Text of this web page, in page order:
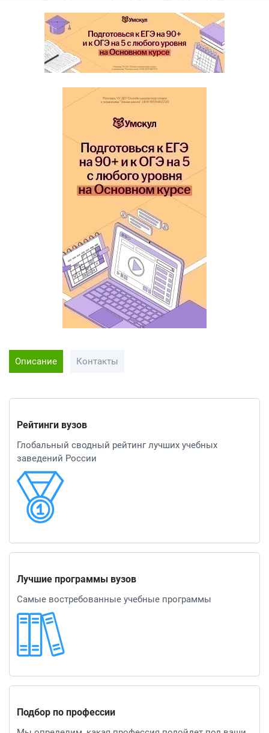
Описание Контакты
Рейтинги вузов
Глобальный сводный рейтинг лучших учебных
заведений России
Лучшие программы вузов
Самые востребованные учебные программы
Подбор по профессии